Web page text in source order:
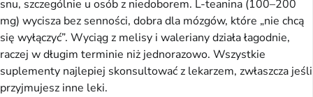
snu, szczególnie u osób z niedoborem. L-teanina (100–200
mg) wycisza bez senności, dobra dla mózgów, które „nie chcą
się wyłączyć”. Wyciąg z melisy i waleriany działa łagodnie,
raczej w długim terminie niż jednorazowo. Wszystkie
suplementy najlepiej skonsultować z lekarzem, zwłaszcza jeśli
przyjmujesz inne leki.